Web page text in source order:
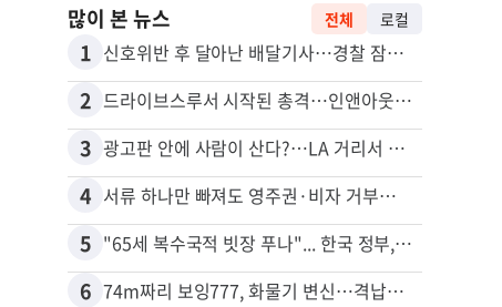
많이 본 뉴스 전체 로컬
1 신호위반 후 달아난 배달기사…경찰 잠복해 잡고보니 ‘반전’
2 드라이브스루서 시작된 총격…인앤아웃 참사 영상 공개
3 광고판 안에 사람이 산다?…LA 거리서 화제
4 서류 하나만 빠져도 영주권·비자 거부…심사관 재량권 대폭 확대
5 "65세 복수국적 빗장 푸나"... 한국 정부, 연령 완화 전면 추진
6 74m짜리 보잉777, 화물기 변신…격납고서 ‘보물’ 찾는 인천공항